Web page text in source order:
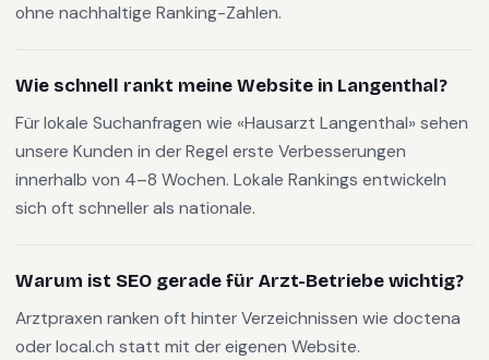
ohne nachhaltige Ranking-Zahlen.
Wie schnell rankt meine Website in Langenthal?
Für lokale Suchanfragen wie «Hausarzt Langenthal» sehen
unsere Kunden in der Regel erste Verbesserungen
innerhalb von 4–8 Wochen. Lokale Rankings entwickeln
sich oft schneller als nationale.
Warum ist SEO gerade für Arzt-Betriebe wichtig?
Arztpraxen ranken oft hinter Verzeichnissen wie doctena
oder local.ch statt mit der eigenen Website.